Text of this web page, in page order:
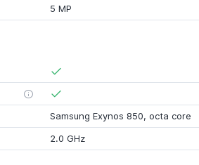
5 MP
Samsung Exynos 850, octa core
2.0 GHz